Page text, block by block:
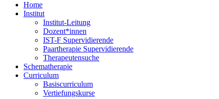
Home
Institut
Institut-Leitung
Dozent*innen
IST-F Supervidierende
Paartherapie Supervidierende
Therapeutensuche
Schematherapie
Curriculum
Basiscurriculum
Vertiefungskurse